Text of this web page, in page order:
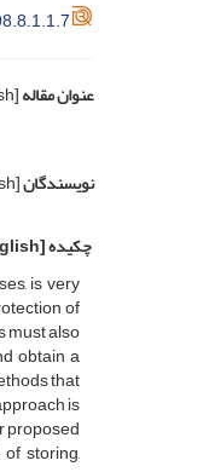
عنوان مقاله[English]
نویسندگان[English]
چکیده[English]
is very
of
must also
obtain a
that
is
proposed
storing,